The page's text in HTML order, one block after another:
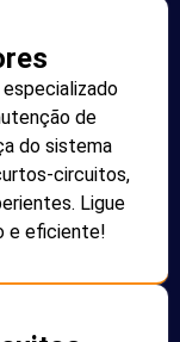
de
do sistema
circuitos,
Ligue
e eficiente!